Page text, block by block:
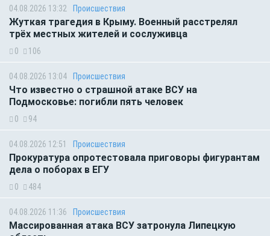
04.08.2026 13:32 Происшествия
Жуткая трагедия в Крыму. Военный расстрелял
трёх местных жителей и сослуживца
0 106
04.08.2026 13:04 Происшествия
Что известно о страшной атаке ВСУ на
Подмосковье: погибли пять человек
0 94
04.08.2026 12:51 Происшествия
Прокуратура опротестовала приговоры фигурантам
дела о поборах в ЕГУ
0 484
04.08.2026 11:36 Происшествия
Массированная атака ВСУ затронула Липецкую